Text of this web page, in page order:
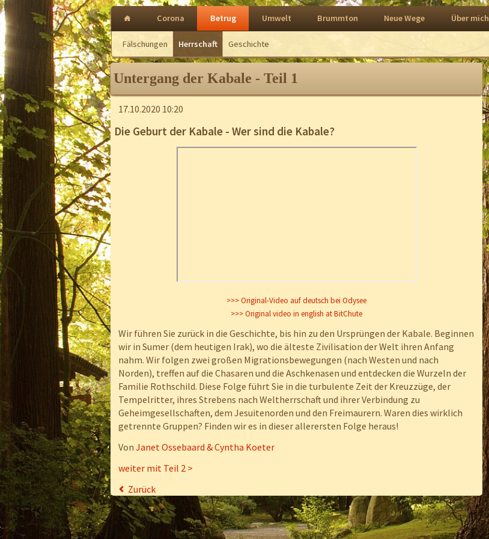
Navigation
überspringen
Corona Betrug Umwelt Brummton Neue Wege Über mich
überspringen
Fälschungen Herrschaft Geschichte
Untergang der Kabale - Teil 1
17.10.2020 10:20
Die Geburt der Kabale - Wer sind die Kabale?
>>> Original-Video auf deutsch bei Odysee
>>> Original video in english at BitChute
Wir führen Sie zurück in die Geschichte, bis hin zu den Ursprüngen der Kabale. Beginnen
wir in Sumer (dem heutigen Irak), wo die älteste Zivilisation der Welt ihren Anfang
nahm. Wir folgen zwei großen Migrationsbewegungen (nach Westen und nach
Norden), treffen auf die Chasaren und die Aschkenasen und entdecken die Wurzeln der
Familie Rothschild. Diese Folge führt Sie in die turbulente Zeit der Kreuzzüge, der
Tempelritter, ihres Strebens nach Weltherrschaft und ihrer Verbindung zu
Geheimgesellschaften, dem Jesuitenorden und den Freimaurern. Waren dies wirklich
getrennte Gruppen? Finden wir es in dieser allerersten Folge heraus!
Von Janet Ossebaard & Cyntha Koeter
weiter mit Teil 2 >
Zurück